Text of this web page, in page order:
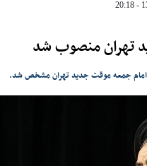
تهران منصوب شد
امام جمعه موقت جدید تهران مشخص شد.